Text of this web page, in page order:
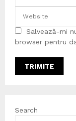
Salvează-mi
browser pentru
Search